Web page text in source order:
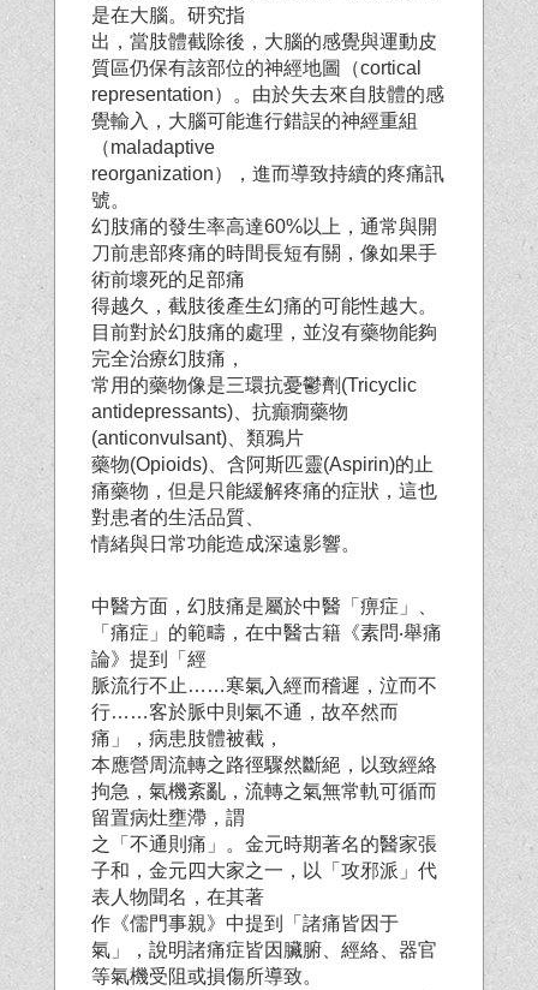
是在大腦。研究指
出，當肢體截除後，大腦的感覺與運動皮
質區仍保有該部位的神經地圖（cortical
representation）。由於失去來自肢體的感
覺輸入，大腦可能進行錯誤的神經重組
（maladaptive
reorganization），進而導致持續的疼痛訊
號。
幻肢痛的發生率高達60%以上，通常與開
刀前患部疼痛的時間長短有關，像如果手
術前壞死的足部痛
得越久，截肢後產生幻痛的可能性越大。
目前對於幻肢痛的處理，並沒有藥物能夠
完全治療幻肢痛，
常用的藥物像是三環抗憂鬱劑(Tricyclic
antidepressants)、抗癲癇藥物
(anticonvulsant)、類鴉片
藥物(Opioids)、含阿斯匹靈(Aspirin)的止
痛藥物，但是只能緩解疼痛的症狀，這也
對患者的生活品質、
情緒與日常功能造成深遠影響。
中醫方面，幻肢痛是屬於中醫「痹症」、
「痛症」的範疇，在中醫古籍《素問‧舉痛
論》提到「經
脈流行不止……寒氣入經而稽遲，泣而不
行……客於脈中則氣不通，故卒然而
痛」，病患肢體被截，
本應營周流轉之路徑驟然斷絕，以致經絡
拘急，氣機紊亂，流轉之氣無常軌可循而
留置病灶壅滯，謂
之「不通則痛」。金元時期著名的醫家張
子和，金元四大家之一，以「攻邪派」代
表人物聞名，在其著
作《儒門事親》中提到「諸痛皆因于
氣」，說明諸痛症皆因臟腑、經絡、器官
等氣機受阻或損傷所導致。